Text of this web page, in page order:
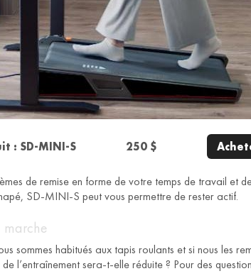
: SD-MINI-S 250 $
de remise en forme de votre temps de travail et
SD-MINI-S peut vous permettre de rester actif.
marche
sommes habitués aux tapis roulants et si nous les
l’entraînement sera-t-elle réduite ? Pour des